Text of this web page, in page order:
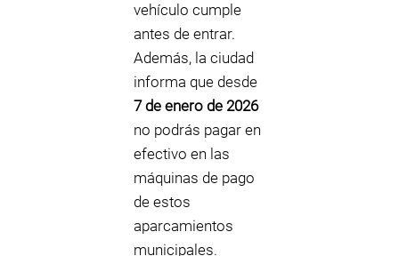
vehículo cumple
antes de entrar.
Además, la ciudad
informa que desde
7 de enero de 2026
no podrás pagar en
efectivo en las
máquinas de pago
de estos
aparcamientos
municipales.